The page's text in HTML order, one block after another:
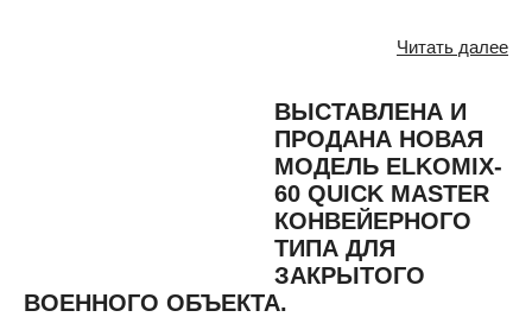
Читать далее
ВЫСТАВЛЕНА И
ПРОДАНА НОВАЯ
МОДЕЛЬ ELKOMIX-
60 QUICK MASTER
КОНВЕЙЕРНОГО
ТИПА ДЛЯ
ЗАКРЫТОГО
ВОЕННОГО ОБЪЕКТА.